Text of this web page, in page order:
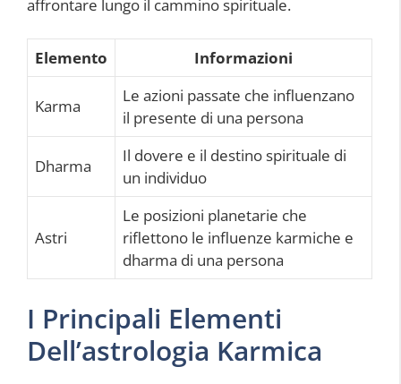
affrontare lungo il cammino spirituale.
Elemento Informazioni
Karma
Le azioni passate che influenzano
il presente di una persona
Dharma
Il dovere e il destino spirituale di
un individuo
Astri
Le posizioni planetarie che
riflettono le influenze karmiche e
dharma di una persona
I Principali Elementi
Dell’astrologia Karmica